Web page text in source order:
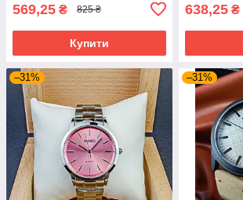
569,25 ₴ 825 ₴
Купити
638,25 ₴
–31% –31%